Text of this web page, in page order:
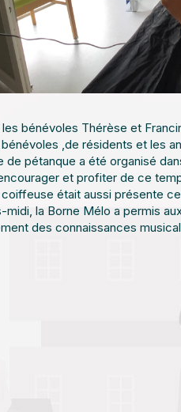
bénévoles Thérèse et
,de résidents et les
de pétanque a été organisé
et profiter de ce
coiffeuse était aussi présente
midi, la Borne Mélo a permis
des connaissances